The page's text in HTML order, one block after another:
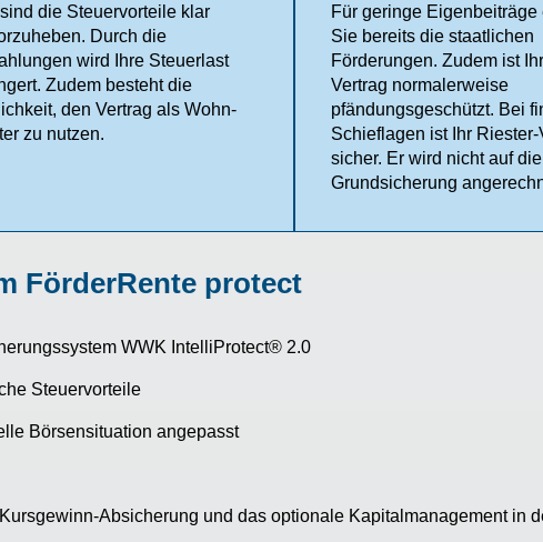
die Steuervorteile klar
Durch die
wird Ihre Steuerlast
Zudem besteht die
den Vertrag als Wohn-
zu nutzen.
Für geringe Eigenbeiträge
Sie bereits die staatlichen
Förderungen. Zudem ist
Vertrag normalerweise
pfändungsgeschützt. Bei
Schieflagen ist Ihr Riester-
sicher. Er wird nicht auf die
Grundsicherung
FörderRente protect
WWK IntelliProtect® 2.0
Steuervorteile
Börsensituation angepasst
Absicherung und das optionale Kapitalmanagement in